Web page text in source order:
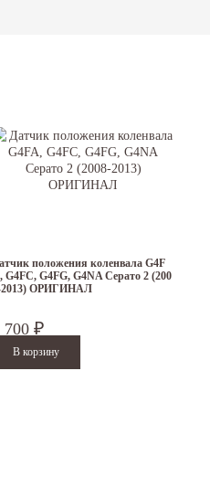
положения коленвала G4F
G4FC, G4FG, G4NA Серато 2 (200
2013) ОРИГИНАЛ
700 ₽